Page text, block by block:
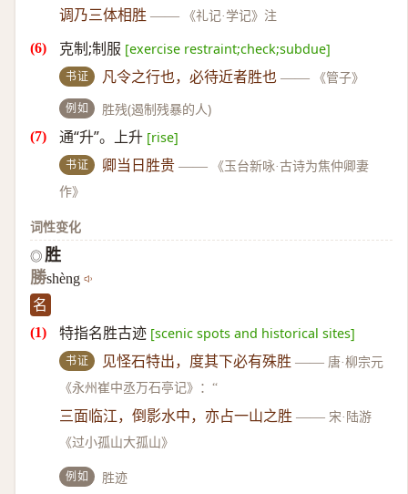
调乃三体相胜 —— 《礼记·学记》注
克制;制服 [exercise restraint;check;subdue]
书证 凡令之行也，必待近者胜也 —— 《管子》
例如 胜残(遏制残暴的人)
通“升”。上升 [rise]
书证 卿当日胜贵 ——
《玉台新咏·古诗为焦仲卿妻
作》
词性变化
◎ 胜
勝shèng
名
特指名胜古迹 [scenic spots and historical sites]
书证 见怪石特出，度其下必有殊胜 —— 唐·柳宗元
《永州崔中丞万石亭记》：“
三面临江，倒影水中，亦占一山之胜 —— 宋·陆游
《过小孤山大孤山》
例如 胜迹